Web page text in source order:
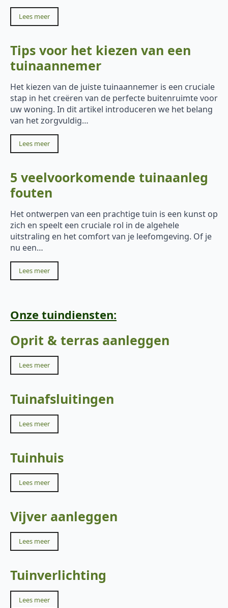
Lees meer
Tips voor het kiezen van een
tuinaannemer
Het kiezen van de juiste tuinaannemer is een cruciale
stap in het creëren van de perfecte buitenruimte voor
uw woning. In dit artikel introduceren we het belang
van het zorgvuldig…
Lees meer
5 veelvoorkomende tuinaanleg
fouten
Het ontwerpen van een prachtige tuin is een kunst op
zich en speelt een cruciale rol in de algehele
uitstraling en het comfort van je leefomgeving. Of je
nu een…
Lees meer
Onze tuindiensten:
Oprit & terras aanleggen
Lees meer
Tuinafsluitingen
Lees meer
Tuinhuis
Lees meer
Vijver aanleggen
Lees meer
Tuinverlichting
Lees meer